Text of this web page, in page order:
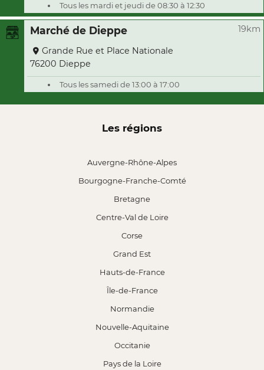
Tous les mardi et jeudi de 08:30 à 12:30
Marché de Dieppe 19km
Grande Rue et Place Nationale
76200 Dieppe
Tous les samedi de 13:00 à 17:00
Les régions
Auvergne-Rhône-Alpes
Bourgogne-Franche-Comté
Bretagne
Centre-Val de Loire
Corse
Grand Est
Hauts-de-France
Île-de-France
Normandie
Nouvelle-Aquitaine
Occitanie
Pays de la Loire